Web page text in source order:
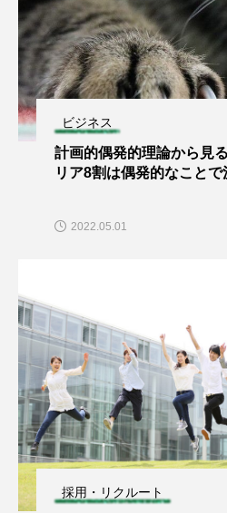
ビジネス
計画的偶発的理論から見
リア8割は偶発的なことで
2022.05.01
採用・リクルート